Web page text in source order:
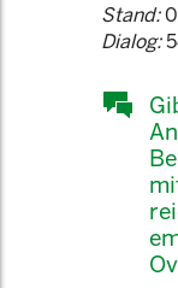
Stand:
Dialog: